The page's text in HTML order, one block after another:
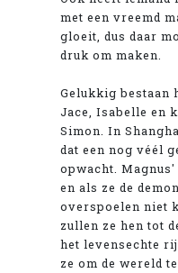
met een vreemd
gloeit, dus daar
druk om maken.
Gelukkig bestaan
Jace, Isabelle en
Simon. In
dat een nog véél
opwacht. Magnus'
en als ze de
overspoelen niet
zullen ze hen tot
het levensechte
ze om de wereld